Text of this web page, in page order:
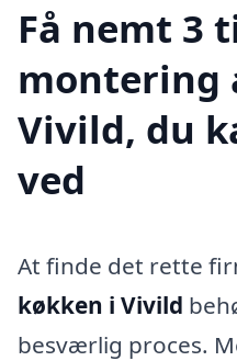
Få nemt 3
montering
Vivild, du
ved
At finde det rette
køkken i Vivild
besværlig proces.